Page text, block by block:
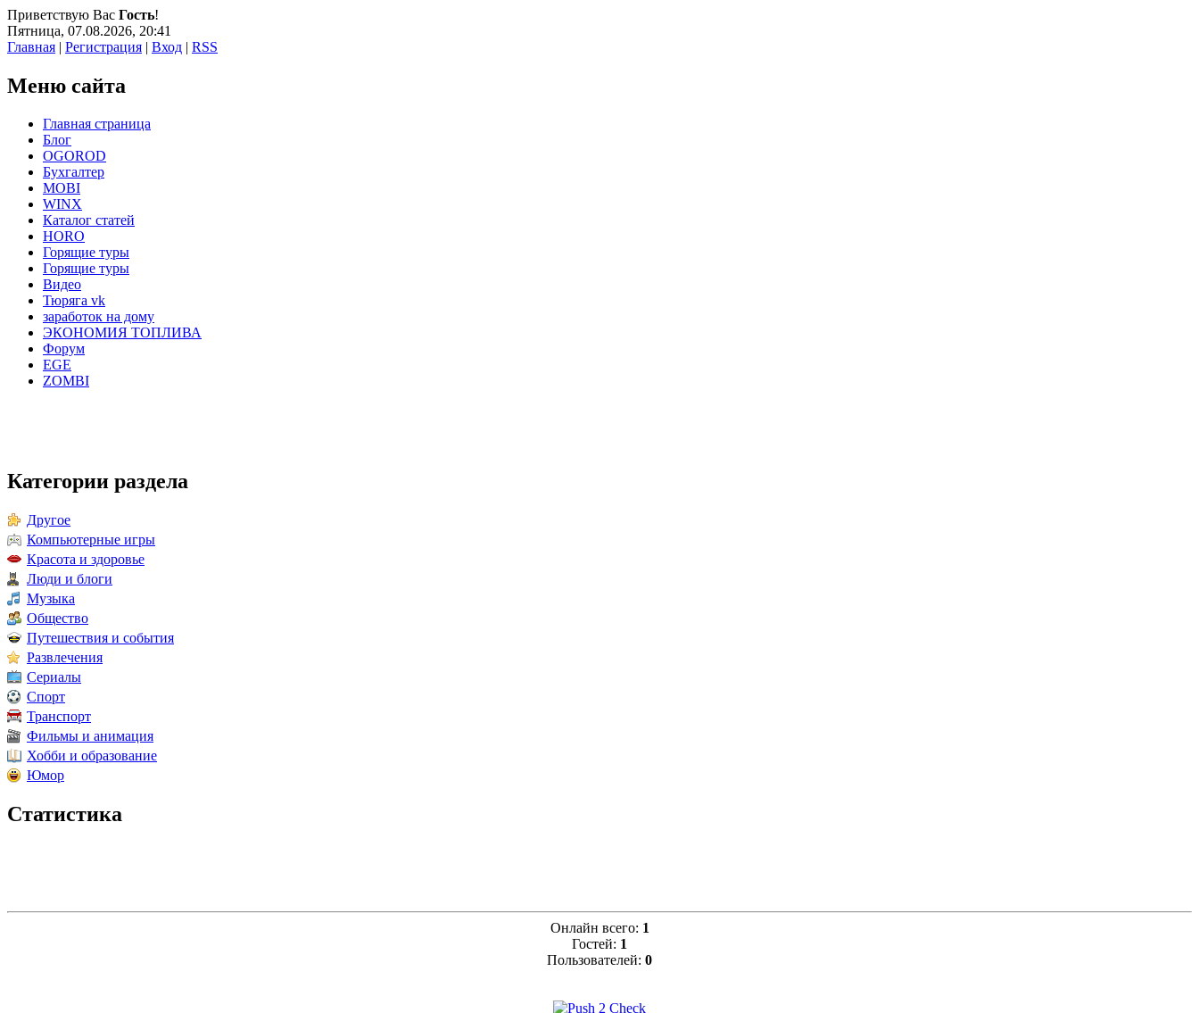
Приветствую Вас Гость!
Пятница, 07.08.2026, 20:41
Главная | Регистрация | Вход | RSS
Меню сайта
Главная страница
Блог
OGOROD
Бухгалтер
MOBI
WINX
Каталог статей
HORO
Горящие туры
Горящие туры
Видео
Тюряга vk
заработок на дому
ЭКОНОМИЯ ТОПЛИВА
Форум
EGE
ZOMBI
Категории раздела
Другое
Компьютерные игры
Красота и здоровье
Люди и блоги
Музыка
Общество
Путешествия и события
Развлечения
Сериалы
Спорт
Транспорт
Фильмы и анимация
Хобби и образование
Юмор
Статистика
Онлайн всего: 1
Гостей: 1
Пользователей: 0